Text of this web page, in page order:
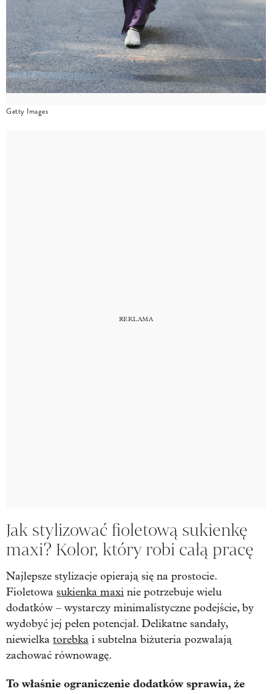
Getty Images
Jak stylizować fioletową sukienkę
maxi? Kolor, który robi całą pracę
Najlepsze stylizacje opierają się na prostocie.
Fioletowa sukienka maxi nie potrzebuje wielu
dodatków – wystarczy minimalistyczne podejście, by
wydobyć jej pełen potencjał. Delikatne sandały,
niewielka torebka i subtelna biżuteria pozwalają
zachować równowagę.
To właśnie ograniczenie dodatków sprawia, że